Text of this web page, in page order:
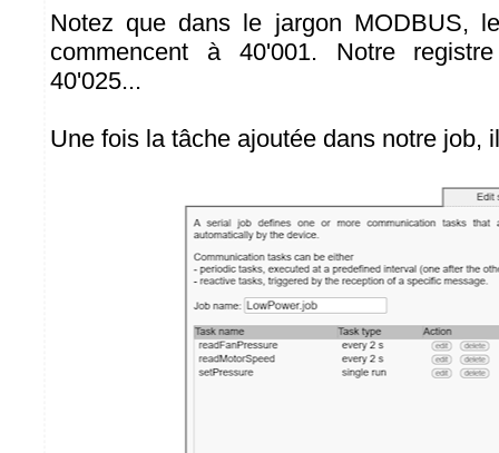
Notez que dans le jargon MODBUS,
commencent à 40'001. Notre
40'025...
Une fois la tâche ajoutée dans notre job,